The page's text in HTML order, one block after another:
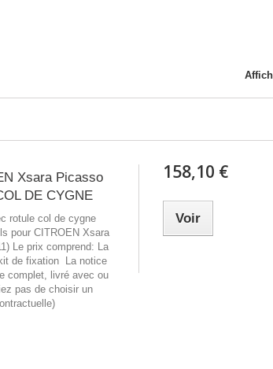
Xsara Picasso
DE CYGNE
rotule col de cygne
pour CITROEN Xsara
Le prix comprend: La
de fixation La notice
complet, livré avec ou
pas de choisir un
158,10 €
Voir